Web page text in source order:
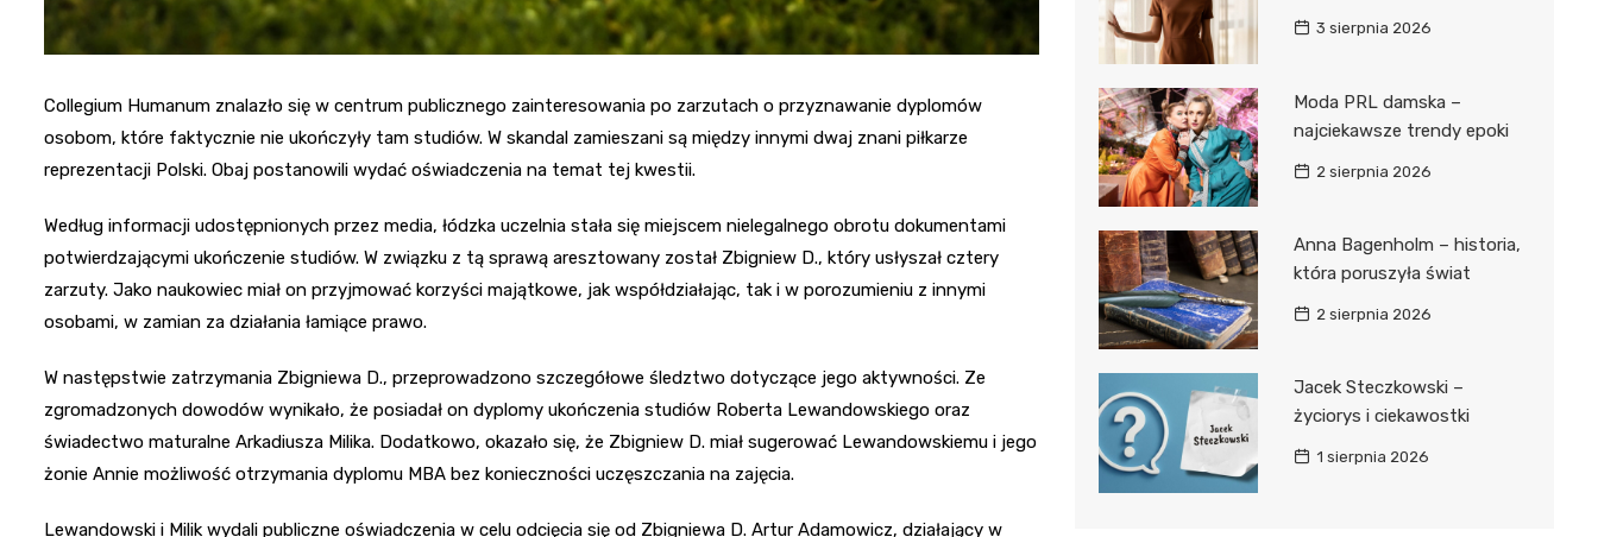
Collegium Humanum znalazło się w centrum publicznego zainteresowania po zarzutach o przyznawanie dyplomów
osobom, które faktycznie nie ukończyły tam studiów. W skandal zamieszani są między innymi dwaj znani piłkarze
reprezentacji Polski. Obaj postanowili wydać oświadczenia na temat tej kwestii.
Według informacji udostępnionych przez media, łódzka uczelnia stała się miejscem nielegalnego obrotu dokumentami
potwierdzającymi ukończenie studiów. W związku z tą sprawą aresztowany został Zbigniew D., który usłyszał cztery
zarzuty. Jako naukowiec miał on przyjmować korzyści majątkowe, jak współdziałając, tak i w porozumieniu z innymi
osobami, w zamian za działania łamiące prawo.
W następstwie zatrzymania Zbigniewa D., przeprowadzono szczegółowe śledztwo dotyczące jego aktywności. Ze
zgromadzonych dowodów wynikało, że posiadał on dyplomy ukończenia studiów Roberta Lewandowskiego oraz
świadectwo maturalne Arkadiusza Milika. Dodatkowo, okazało się, że Zbigniew D. miał sugerować Lewandowskiemu i jego
żonie Annie możliwość otrzymania dyplomu MBA bez konieczności uczęszczania na zajęcia.
Lewandowski i Milik wydali publiczne oświadczenia w celu odcięcia się od Zbigniewa D. Artur Adamowicz, działający w
3 sierpnia 2026
Moda PRL damska –
najciekawsze trendy epoki
2 sierpnia 2026
Anna Bagenholm – historia,
która poruszyła świat
2 sierpnia 2026
Jacek Steczkowski –
życiorys i ciekawostki
1 sierpnia 2026